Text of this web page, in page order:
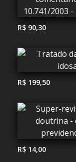
R$ 90,30
R$ 199,50
R$ 14,00